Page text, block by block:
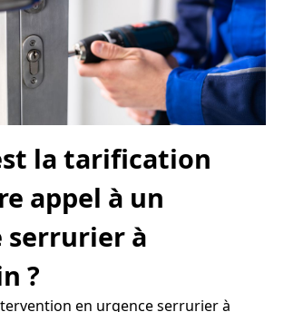
la tarification
appel à un
serrurier à
?
en urgence serrurier à